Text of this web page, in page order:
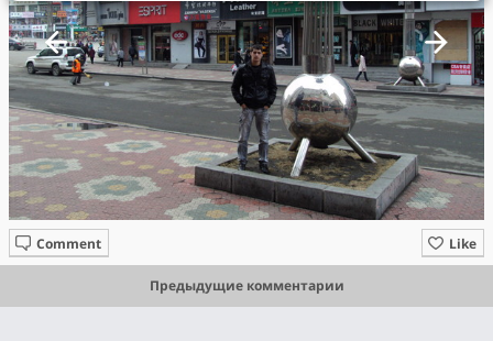
Like
Comment
Предыдущие комментарии